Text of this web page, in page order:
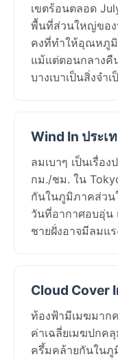
เขตร้อนตลอด
พื้นที่ส่วนใหญ่ของ
คงที่ทำให้อุณหภู
แม้แต่ตอนกลางคื
บางเบาเป็นสิ่งจำเ
Wind In ประ
ลมเบาๆ เป็นเรื่อ
กม./ชม. ใน
กันในภูมิภาคส่ว
วันที่อากาศอบอุ่น
ชายฝั่งอาจมีลมแ
Cloud Cover
ท้องฟ้ามีเมฆมาก
ค่าเฉลี่ยเมฆปกค
ครึ้มคล้ายกันในภู